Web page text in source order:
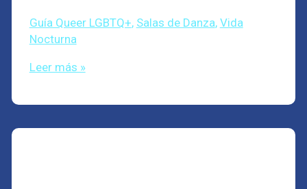
Guía Queer LGBTQ+, Salas de Danza, Vida
Nocturna
Leer más »